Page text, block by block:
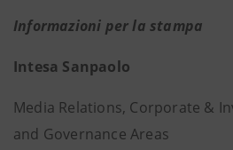
Informazioni per la stampa
Intesa Sanpaolo
Media Relations, Corporate &
and Governance Areas